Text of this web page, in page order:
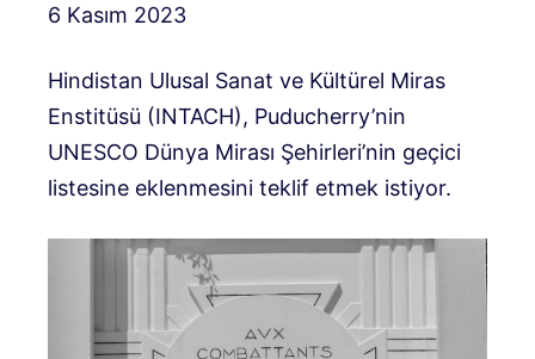
6 Kasım 2023
Hindistan Ulusal Sanat ve Kültürel Miras
Enstitüsü (INTACH), Puducherry’nin
UNESCO Dünya Mirası Şehirleri’nin geçici
listesine eklenmesini teklif etmek istiyor.